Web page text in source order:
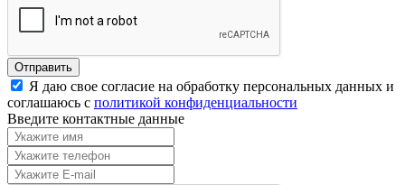
Я даю свое согласие на обработку персональных данных и
соглашаюсь с политикой конфиденциальности
Введите контактные данные